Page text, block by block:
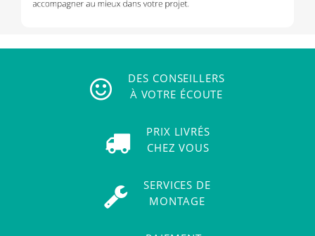
DES CONSEILLERS
À VOTRE ÉCOUTE
PRIX LIVRÉS
CHEZ VOUS
SERVICES DE
MONTAGE